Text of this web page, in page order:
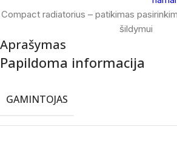
Compact radiatorius – patikimas
šildymui
Aprašymas
Papildoma informacija
GAMINTOJAS